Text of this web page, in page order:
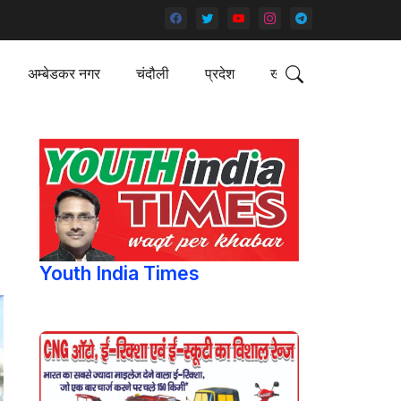
अम्बेडकर नगर चंदौली प्रदेश खेल
Youth India Times